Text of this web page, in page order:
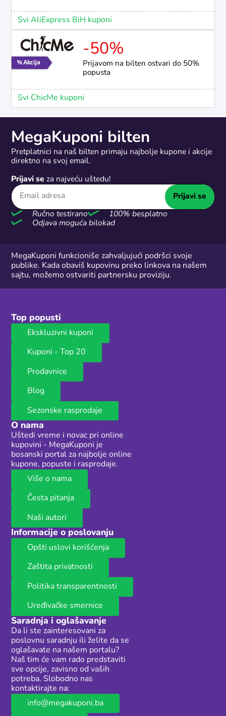
Svi AliExpress BiH kuponi
-50%
Prijavom na bilten ostvari do 50%
popusta
Svi ChicMe kuponi
MegaKuponi bilten
Pretplatnici na naš bilten primaju najbolje kupone i akcije
direktno na svoj email.
Prijavi se za najveću uštedu!
Prijavi se
Ručno testirano
100% besplatno
Odjava moguća bilokad
MegaKuponi funkcioniše zahvaljujući podršci svoje
publike. Kada obaviš kupovinu preko linkova na našem
sajtu, možemo ostvariti partnersku proviziju.
Top popusti
Ekskluzivni kuponi
Kuponi - Top 20
Prodavnice
Blog
Sezonske rasprodaje
O nama
Uštedi vreme i novac pri online
kupovini - MegaKuponi je
bosanski portal za najbolje online
kupone, popuste i rasprodaje.
Više o nama
Česta pitanja
Naši autori
Informacije o poslovanju
Opšti uslovi korišćenja
Zaštita privatnosti
Politika transparentnosti
Uređivačke smernice
Saradnja i oglašavanje
Da li ste zainteresovani za
poslovnu saradnju ili želite da se
oglašavate na našem portalu?
Naš tim će vam rado predstaviti
sve opcije, zavisno od vaših
potreba. Slobodno nas
kontaktirajte na:
info@megakuponi.ba